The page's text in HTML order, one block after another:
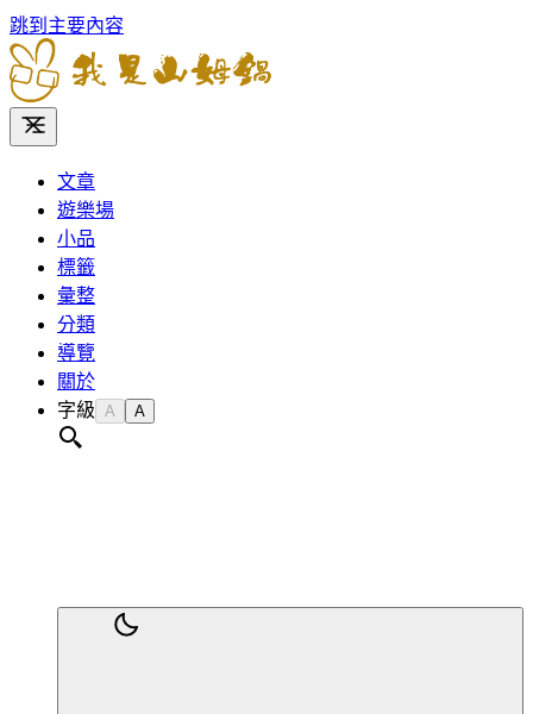
跳到主要內容
文章
遊樂場
小品
標籤
彙整
分類
導覽
關於
字級 A A